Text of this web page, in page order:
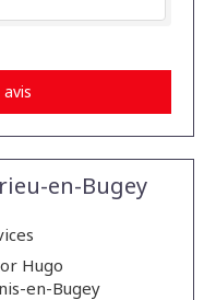
en-Bugey
Hugo
en-Bugey